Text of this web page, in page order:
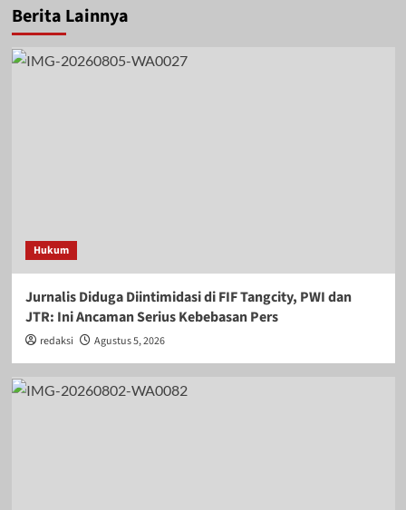
Berita Lainnya
Hukum
Jurnalis Diduga Diintimidasi di FIF Tangcity, PWI dan
JTR: Ini Ancaman Serius Kebebasan Pers
redaksi Agustus 5, 2026